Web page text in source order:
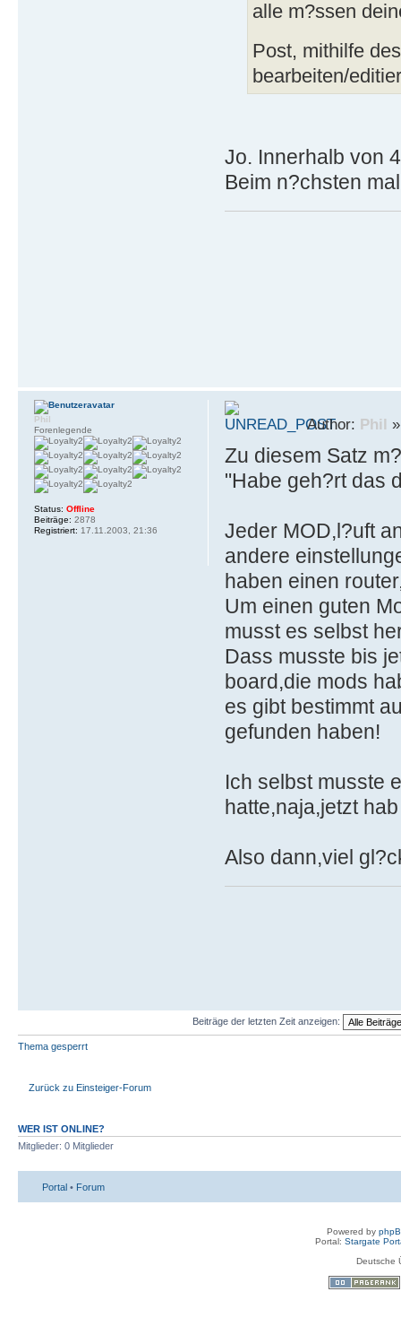
alle m?ssen
Post, mithilfe
bearbeiten/
Jo. Innerhalb von
Beim n?chsten
Author: Phil
Zu diesem Satz
"Habe geh?rt das
Jeder MOD,l?uft
andere
haben einen
Um einen guten
musst es selbst
Dass musste bis
board,die mods
es gibt bestimmt
gefunden haben!
Ich selbst musste
hatte,naja,jetzt
Also dann,viel
Phil
Forenlegende
Status: Offline
Beiträge: 2878
Registriert: 17.11.2003, 21:36
Beiträge der letzten Zeit anzeigen:
Thema gesperrt
Zurück zu Einsteiger-Forum
WER IST ONLINE?
Mitglieder: 0 Mitglieder
Portal • Forum
Powered by
Portal: Stargate
Deutsche